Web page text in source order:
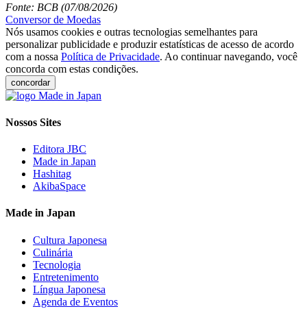
Fonte: BCB (07/08/2026)
Conversor de Moedas
Nós usamos cookies e outras tecnologias semelhantes para
personalizar publicidade e produzir estatísticas de acesso de acordo
com a nossa Política de Privacidade. Ao continuar navegando, você
concorda com estas condições.
concordar
Nossos Sites
Editora JBC
Made in Japan
Hashitag
AkibaSpace
Made in Japan
Cultura Japonesa
Culinária
Tecnologia
Entretenimento
Língua Japonesa
Agenda de Eventos